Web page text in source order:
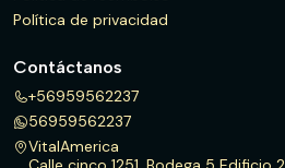
Política de privacidad
Contáctanos
+56959562237
56959562237
VitalAmerica